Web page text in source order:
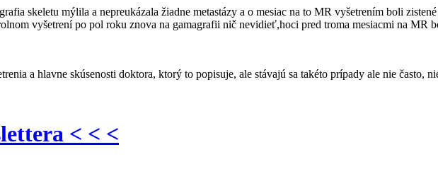
skeletu mýlila a nepreukázala žiadne metastázy a o mesiac na to MR vyšetrením boli
vyšetrení po pol roku znova na gamagrafii nič nevidieť,hoci pred troma mesiacmi na MR
a hlavne skúsenosti doktora, ktorý to popisuje, ale stávajú sa takéto prípady ale nie často,
< < <